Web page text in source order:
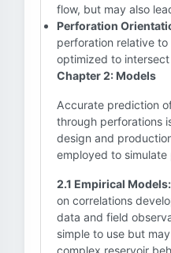
flow, but may also
Perforation
perforation relative
optimized to
Chapter 2: Models
Accurate prediction
through perforations
design and
employed to
2.1 Empirical Models:
on correlations
data and field
simple to use but
complex reservoir